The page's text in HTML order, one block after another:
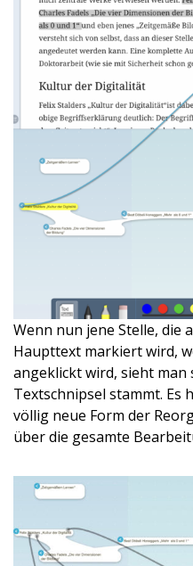
Wenn nun jene Stelle, die
Haupttext markiert wird,
angeklickt wird, sieht
Textschnipsel stammt. Es
völlig neue Form der
über die gesamte